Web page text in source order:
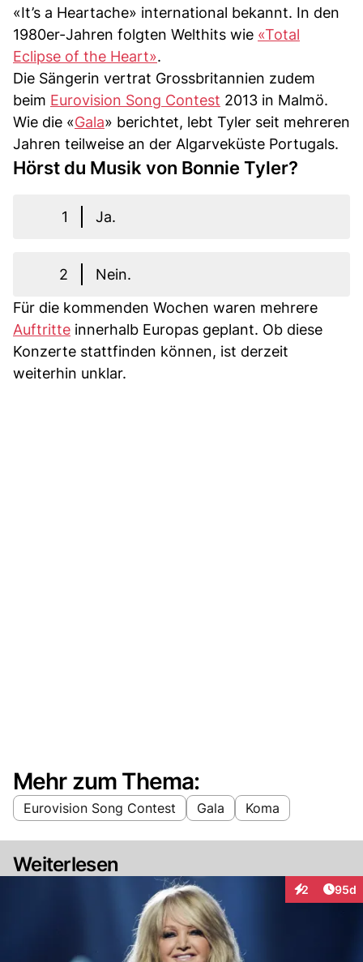
«It’s a Heartache» international bekannt. In den
1980er-Jahren folgten Welthits wie «Total
Eclipse of the Heart».
Die Sängerin vertrat Grossbritannien zudem
beim Eurovision Song Contest 2013 in Malmö.
Wie die «Gala» berichtet, lebt Tyler seit mehreren
Jahren teilweise an der Algarveküste Portugals.
Hörst du Musik von Bonnie Tyler?
1 Ja.
2
Nein.
Für die kommenden Wochen waren mehrere
Auftritte innerhalb Europas geplant. Ob diese
Konzerte stattfinden können, ist derzeit
weiterhin unklar.
Mehr zum Thema:
Eurovision Song Contest Gala Koma
Weiterlesen
2
Interaktionen
95d